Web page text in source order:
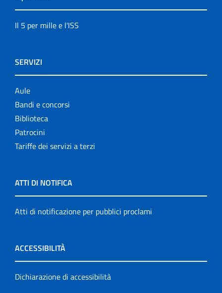
Il 5 per mille e l'ISS
SERVIZI
Aule
Bandi e concorsi
Biblioteca
Patrocini
Tariffe dei servizi a terzi
ATTI DI NOTIFICA
Atti di notificazione per pubblici proclami
ACCESSIBILITÀ
Dichiarazione di accessibilità